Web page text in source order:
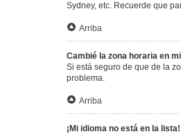
Sydney, etc. Recuerde que
Arriba
Cambié la zona horaria en
Si está seguro de que de la
problema.
Arriba
¡Mi idioma no está en la lista!